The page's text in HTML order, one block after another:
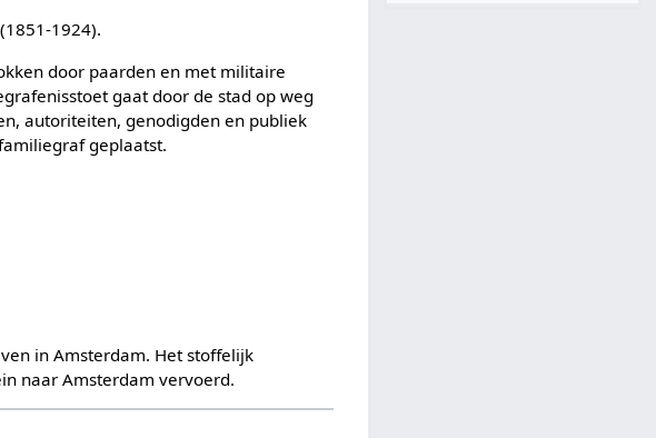
1924).
door paarden en met militaire
gaat door de stad op weg
autoriteiten, genodigden en publiek
geplaatst.
in Amsterdam. Het stoffelijk
naar Amsterdam vervoerd.